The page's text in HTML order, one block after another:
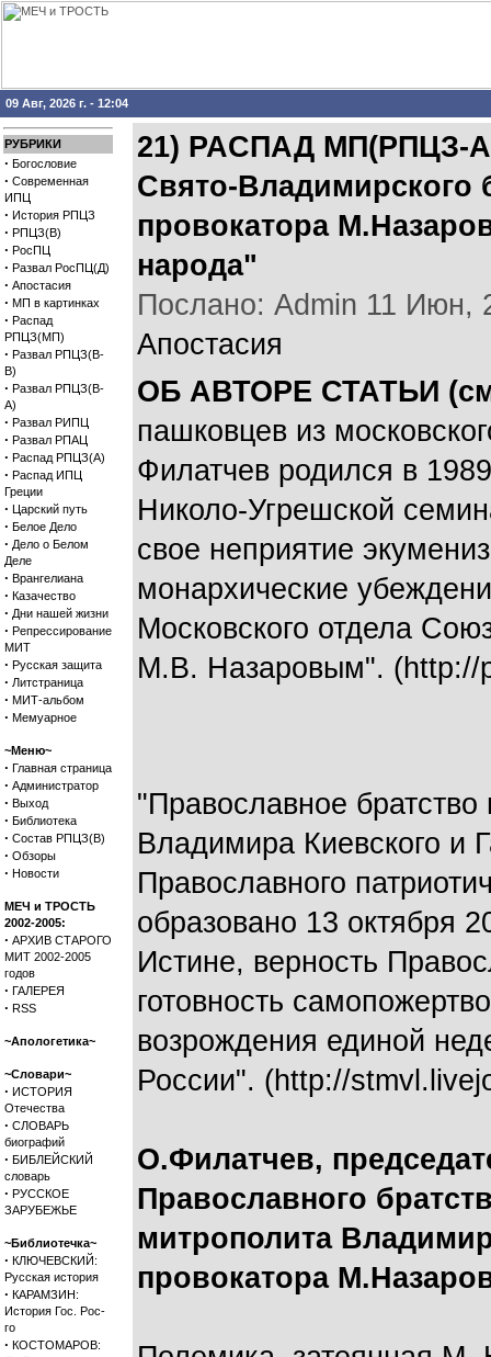
09 Авг, 2026 г. - 12:04
РУБРИКИ
· Богословие
· Современная
ИПЦ
· История РПЦЗ
· РПЦЗ(В)
· РосПЦ
· Развал РосПЦ(Д)
· Апостасия
· МП в картинках
· Распад
РПЦЗ(МП)
· Развал РПЦЗ(В-
В)
· Развал РПЦЗ(В-
А)
· Развал РИПЦ
· Развал РПАЦ
· Распад РПЦЗ(А)
· Распад ИПЦ
Греции
· Царский путь
· Белое Дело
· Дело о Белом
Деле
· Врангелиана
· Казачество
· Дни нашей жизни
· Репрессирование
МИТ
· Русская защита
· Литстраница
· МИТ-альбом
· Мемуарное
~Меню~
· Главная страница
· Администратор
· Выход
· Библиотека
· Состав РПЦЗ(В)
· Обзоры
· Новости
МЕЧ и ТРОСТЬ
2002-2005:
· АРХИВ СТАРОГО
МИТ 2002-2005
годов
· ГАЛЕРЕЯ
· RSS
~Апологетика~
~Словари~
· ИСТОРИЯ
Отечества
· СЛОВАРЬ
биографий
· БИБЛЕЙСКИЙ
словарь
· РУССКОЕ
ЗАРУБЕЖЬЕ
~Библиотечка~
· КЛЮЧЕВСКИЙ:
Русская история
· КАРАМЗИН:
История Гос. Рос-
го
· КОСТОМАРОВ:
21) РАCПАД МП(РПЦЗ-
Свято-Владимирского
провокатора
народа"
Послано: Admin 11 Июн,
Апостасия
ОБ АВТОРЕ СТАТЬИ
пашковцев из
Филатчев родился в
Николо-Угрешской
свое неприятие
монархические
Московского отдела
М.В. Назаровым". (http://
"Православное
Владимира Киевского и
Православного
образовано 13 октября
Истине, верность
готовность
возрождения единой
России". (http://
О.Филатчев,
Православного
митрополита
провокатора